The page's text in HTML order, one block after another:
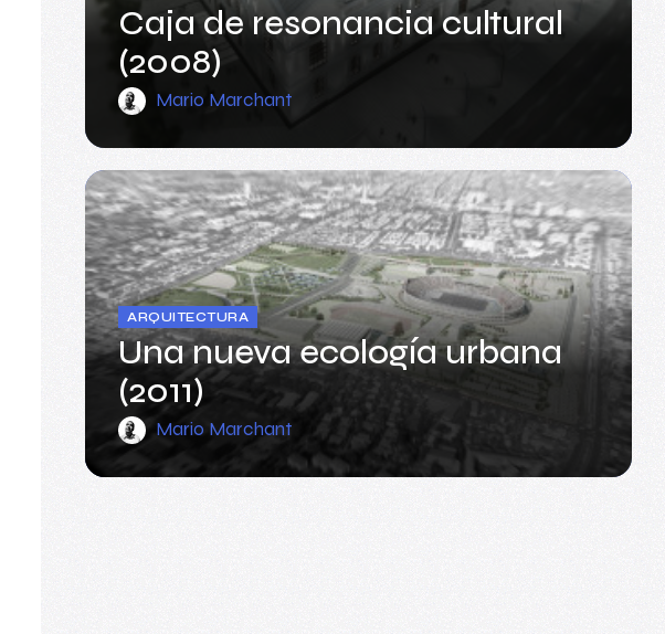
Caja de resonancia cultural
(2008)
Mario Marchant
ARQUITECTURA
Una nueva ecología urbana
(2011)
Mario Marchant